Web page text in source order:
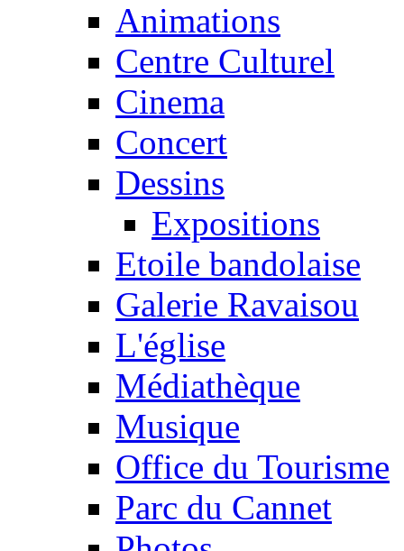
Animations
Centre Culturel
Cinema
Concert
Dessins
Expositions
Etoile bandolaise
Galerie Ravaisou
L'église
Médiathèque
Musique
Office du Tourisme
Parc du Cannet